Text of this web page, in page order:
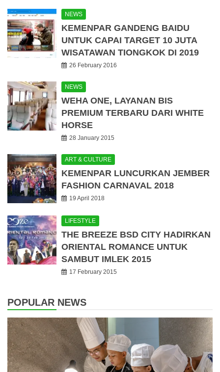
NEWS
KEMENPAR GANDENG BAIDU
UNTUK CAPAI TARGET 10 JUTA
WISATAWAN TIONGKOK DI 2019
26 February 2016
NEWS
WEHA ONE, LAYANAN BIS
PREMIUM TERBARU DARI WHITE
HORSE
28 January 2015
ART & CULTURE
KEMENPAR LUNCURKAN JEMBER
FASHION CARNAVAL 2018
19 April 2018
LIFESTYLE
THE BREEZE BSD CITY HADIRKAN
ORIENTAL ROMANCE UNTUK
SAMBUT IMLEK 2015
17 February 2015
POPULAR NEWS